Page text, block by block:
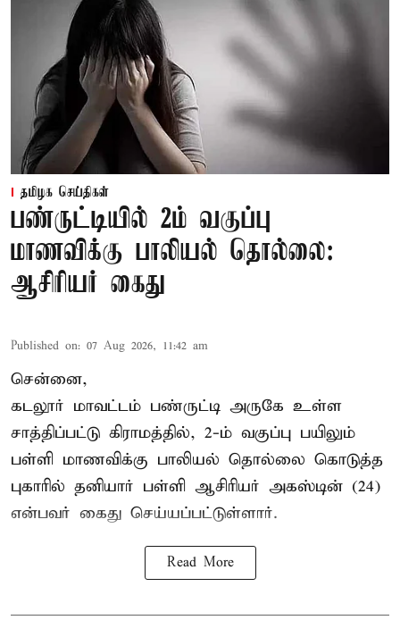
தமிழக செய்திகள்
பண்ருட்டியில் 2ம் வகுப்பு
மாணவிக்கு பாலியல் தொல்லை:
ஆசிரியர் கைது
Published on: 07 Aug 2026, 11:42 am
சென்னை,
கடலூர் மாவட்டம் பண்ருட்டி அருகே உள்ள
சாத்திப்பட்டு கிராமத்தில், 2-ம் வகுப்பு பயிலும்
பள்ளி மாணவிக்கு பாலியல் தொல்லை கொடுத்த
புகாரில் தனியார் பள்ளி ஆசிரியர் அகஸ்டின் (24)
என்பவர் கைது செய்யப்பட்டுள்ளார்.
Read More